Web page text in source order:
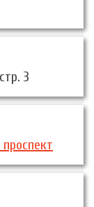
3